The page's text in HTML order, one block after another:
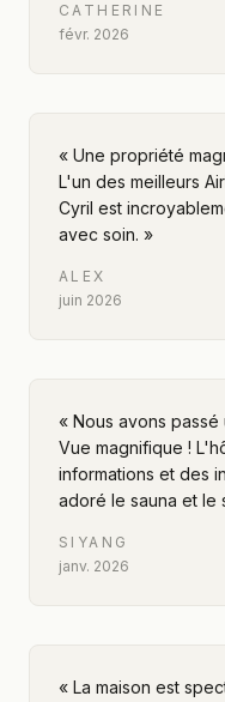
CATHERINE
févr. 2026
« Une propriété
L'un des meilleurs
Cyril est
avec soin. »
ALEX
juin 2026
« Nous avons passé
Vue magnifique !
informations et des
adoré le sauna et le
SIYANG
janv. 2026
« La maison est